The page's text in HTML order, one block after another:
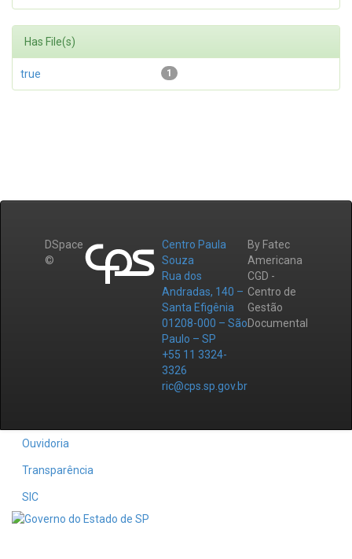
Has File(s)
1
true
DSpace
©
Centro Paula
Souza
Rua dos
Andradas, 140 –
Santa Efigênia
01208-000 – São
Paulo – SP
+55 11 3324-
3326
ric@cps.sp.gov.br
By Fatec
Americana
CGD -
Centro de
Gestão
Documental
Ouvidoria
Transparência
SIC